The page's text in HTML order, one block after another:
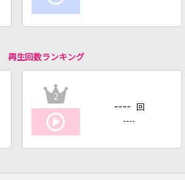
再生回数ランキング
2
---- 回
----